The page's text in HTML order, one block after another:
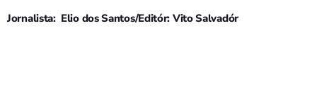
Jornalista: Elio dos Santos/Editór: Vito Salvadór